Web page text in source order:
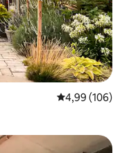
Gemiddelde
4,99 (106)